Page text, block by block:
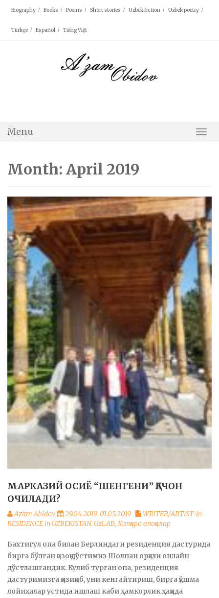
Biography Books Poems Short stories Uzbek fiction Uzbek poetry
Türkçe Español Tiếng Việt
Menu
Month: April 2019
МАРКАЗИЙ ОСИЁ “ШЕНГЕНИ” ҚАЧОН
ОЧИЛАДИ?
Azam Abidov 29.04.2019 01.05.2019
WRITER/ARTIST-in-
RESIDENCE in UZBEKISTAN. UzLAB,Халқаро алоқалар
Бахтигул опа билан Берлиндаги резиденция дастурида
бирга бўлган қозоқ дўстимиз Шолпан орқали онлайн
дўстлашгандик. Кулиб турган опа, резиденция
дастуримизга қизиқиб, уни кенгайтириш, бирга қўшма
лойиҳалар устида ишлаш каби ҳамкорлик ҳақида